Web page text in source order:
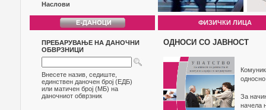
Наслови
ФИЗИЧКИ ЛИЦА
ПРЕБАРУВАЊЕ НА ДАНОЧНИ
ОБВРЗНИЦИ
Внесете назив, седиште,
единствен даночен број (ЕДБ)
или матичен број (МБ) на
даночниот обврзник
ОДНОСИ СО ЈАВНОСТ
За
начела